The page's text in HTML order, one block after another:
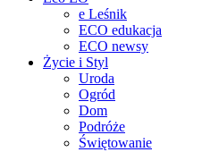
e Leśnik
ECO edukacja
ECO newsy
Życie i Styl
Uroda
Ogród
Dom
Podróże
Świętowanie